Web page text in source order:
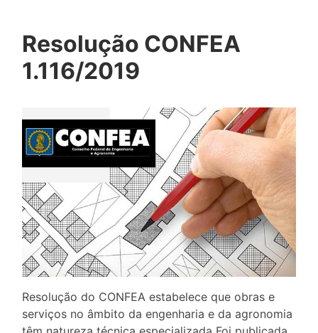
Resolução CONFEA
1.116/2019
Resolução do CONFEA estabelece que obras e
serviços no âmbito da engenharia e da agronomia